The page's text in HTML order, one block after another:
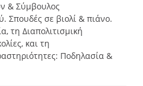
& Σύμβουλος
Σπουδές σε βιολί & πιάνο.
τη Διαπολιτισμική
και τη
Ποδηλασία &